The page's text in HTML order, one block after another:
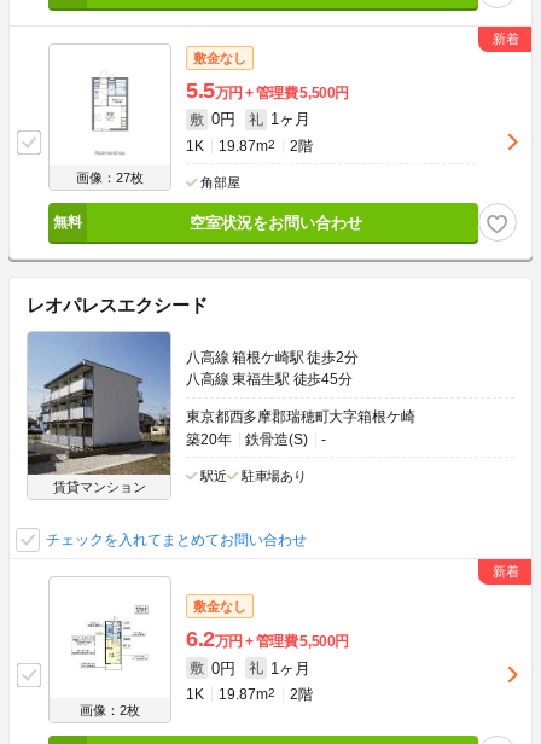
画像：27枚
敷金なし
5.5万円 管理費5,500円
敷 0円 礼 1ヶ月
1K 19.87m2 2階
角部屋
空室状況をお問い合わせ
レオパレスエクシード
賃貸マンション
八高線 箱根ケ崎駅 徒歩2分
八高線 東福生駅 徒歩45分
東京都西多摩郡瑞穂町大字箱根ケ崎
築20年
鉄骨造(S) -
駅近 駐車場あり
チェックを入れてまとめてお問い合わせ
画像：2枚
敷金なし
6.2万円 管理費5,500円
敷 0円 礼 1ヶ月
1K 19.87m2 2階